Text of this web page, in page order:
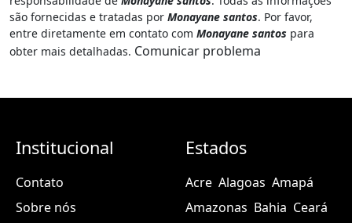
são fornecidas e tratadas por Monayane santos. Por favor,
entre diretamente em contato com Monayane santos para
obter mais detalhadas. Comunicar problema
Institucional
Contato
Sobre nós
Estados
Acre Alagoas Amapá
Amazonas Bahia Ceará